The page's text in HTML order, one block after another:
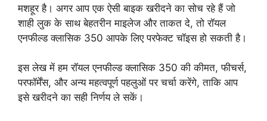
मशहूर है। अगर आप एक ऐसी बाइक खरीदने का सोच रहे हैं जो
शाही लुक के साथ बेहतरीन माइलेज और ताकत दे, तो रॉयल
एनफील्ड क्लासिक 350 आपके लिए परफेक्ट चॉइस हो सकती है।
इस लेख में हम रॉयल एनफील्ड क्लासिक 350 की कीमत, फीचर्स,
परफॉर्मेंस, और अन्य महत्वपूर्ण पहलुओं पर चर्चा करेंगे, ताकि आप
इसे खरीदने का सही निर्णय ले सकें।